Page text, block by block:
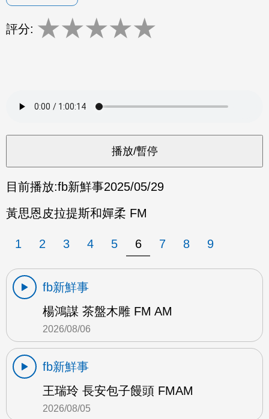
評分: ★★★★★
目前播放:fb新鮮事2025/05/29
黃思恩皮拉提斯和嬋柔 FM
1 2 3 4 5 6 7 8 9
fb新鮮事
楊鴻謀 茶盤木雕 FM AM
2026/08/06
fb新鮮事
王瑞玲 長安包子饅頭 FMAM
2026/08/05